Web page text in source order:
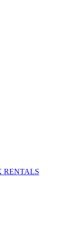
RENTALS